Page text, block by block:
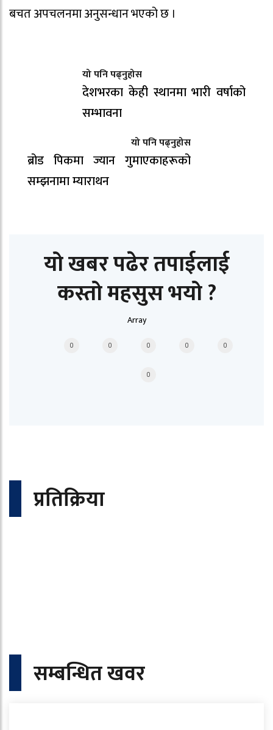
बचत अपचलनमा अनुसन्धान भएको छ ।
यो पनि पढ्नुहोस
देशभरका केही स्थानमा भारी वर्षाको
सम्भावना
यो पनि पढ्नुहोस
ब्रोड पिकमा ज्यान गुमाएकाहरूको
सम्झनामा म्याराथन
यो खबर पढेर तपाईलाई
कस्तो महसुस भयो ?
Array
0 0 0 0 0
0
प्रतिक्रिया
सम्बन्धित खवर